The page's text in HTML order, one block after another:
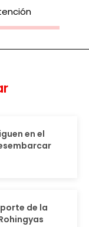
en el
de la